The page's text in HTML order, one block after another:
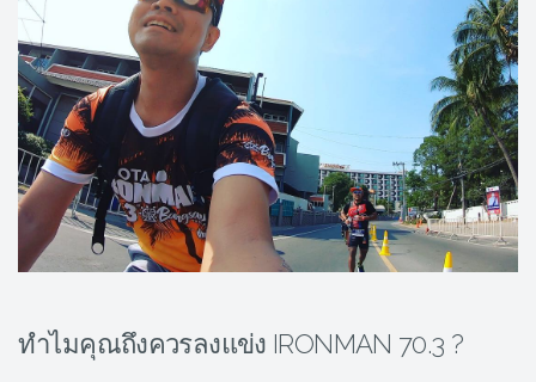
ทำไมคุณถึงควรลงแข่ง IRONMAN 70.3 ?